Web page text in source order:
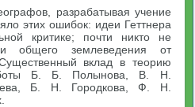
разрабатывая учение
этих ошибок: идеи Геттнера
критике; почти никто не
общего землеведения от
вклад в теорию
Б. Б. Полынова, В. Н.
Б. Н. Городкова, Ф. Н.